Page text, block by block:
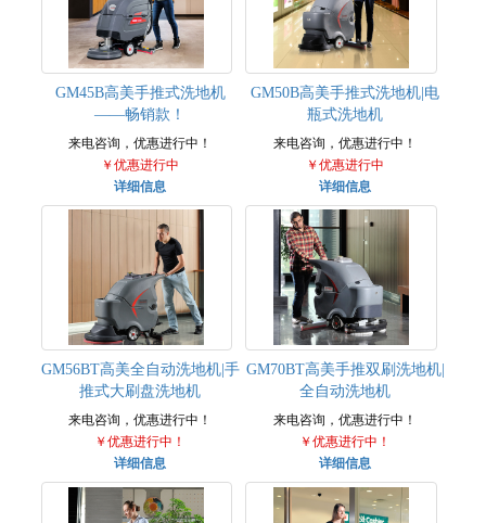
GM45B高美手推式洗地机
——畅销款！
来电咨询，优惠进行中！
￥优惠进行中
详细信息
GM50B高美手推式洗地机|电
瓶式洗地机
来电咨询，优惠进行中！
￥优惠进行中
详细信息
GM56BT高美全自动洗地机|手
推式大刷盘洗地机
来电咨询，优惠进行中！
￥优惠进行中！
详细信息
GM70BT高美手推双刷洗地机|
全自动洗地机
来电咨询，优惠进行中！
￥优惠进行中！
详细信息